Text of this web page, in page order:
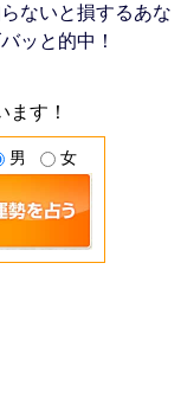
ないと損するあな
ッと的中！
す！
男 女